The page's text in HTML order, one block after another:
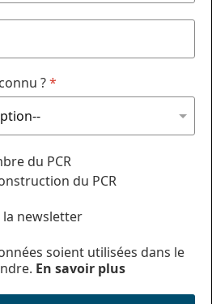
?*
du PCR
du PCR
la newsletter
soient utilisées dans le
En savoir plus